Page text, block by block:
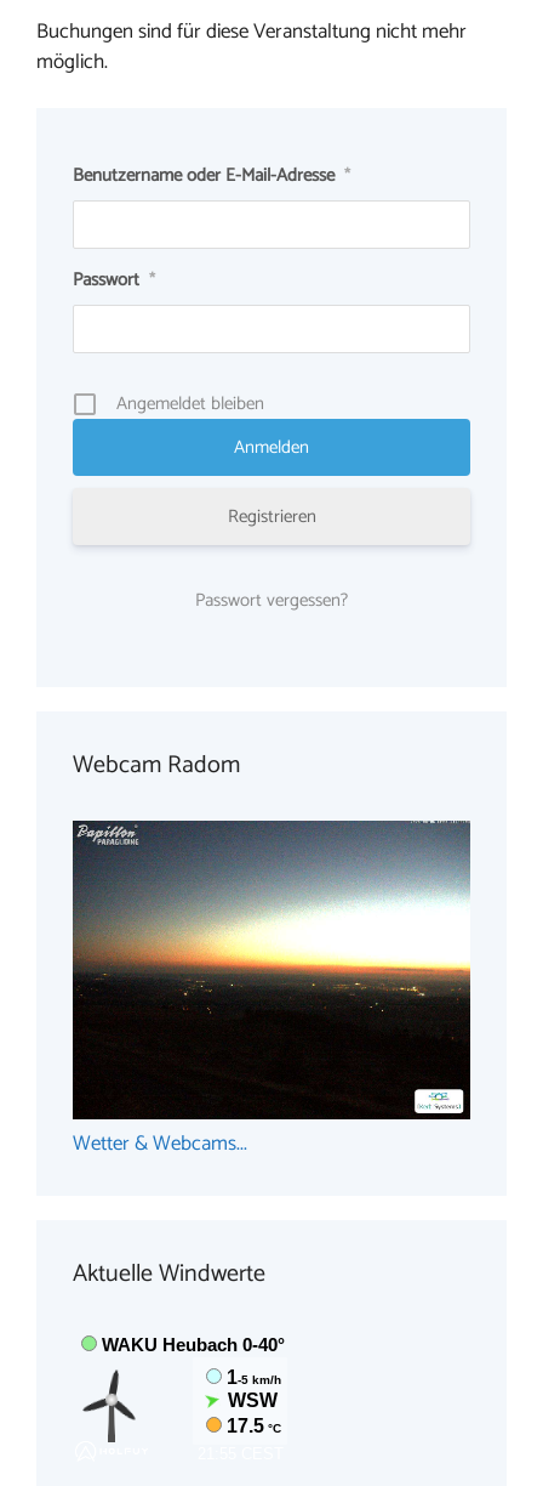
Buchungen sind für diese Veranstaltung nicht mehr
möglich.
Benutzername oder E-Mail-Adresse *
Passwort *
Angemeldet bleiben
Registrieren
Passwort vergessen?
Webcam Radom
Wetter & Webcams...
Aktuelle Windwerte